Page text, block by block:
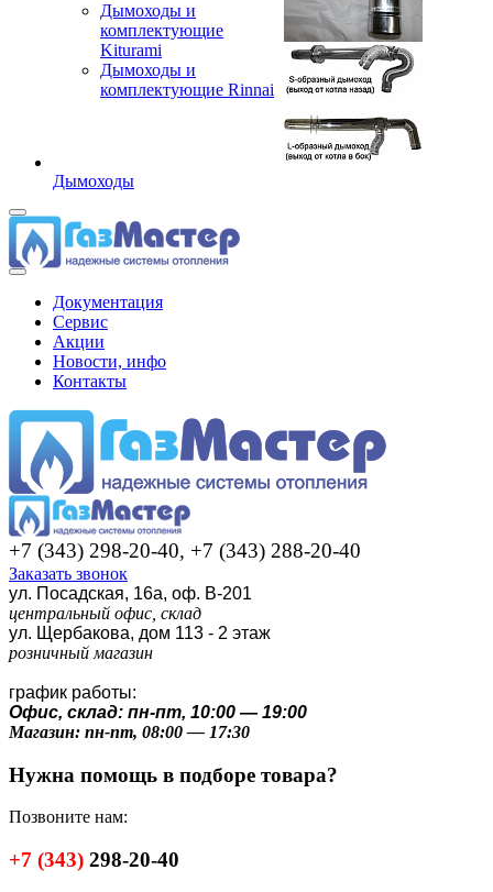
Дымоходы и
комплектующие
Kiturami
Дымоходы и
комплектующие Rinnai
Дымоходы
Документация
Сервис
Акции
Новости, инфо
Контакты
+7 (343) 298-20-40, +7 (343) 288-20-40
Заказать звонок
ул. Посадская, 16а, оф. В-201
центральный офис, склад
ул. Щербакова, дом 113 - 2 этаж
розничный магазин
график работы:
Офис, склад: пн-пт, 10:00 — 19:00
Магазин: пн-пт, 08:00 — 17:30
Нужна помощь в подборе товара?
Позвоните нам:
+7 (343) 298-20-40